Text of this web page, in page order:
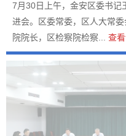
7月30日上午，金安区委书记
进会。区委常委，区人大常
院院长，区检察院检察... 查